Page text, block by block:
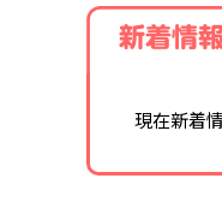
新着情報
現在新着